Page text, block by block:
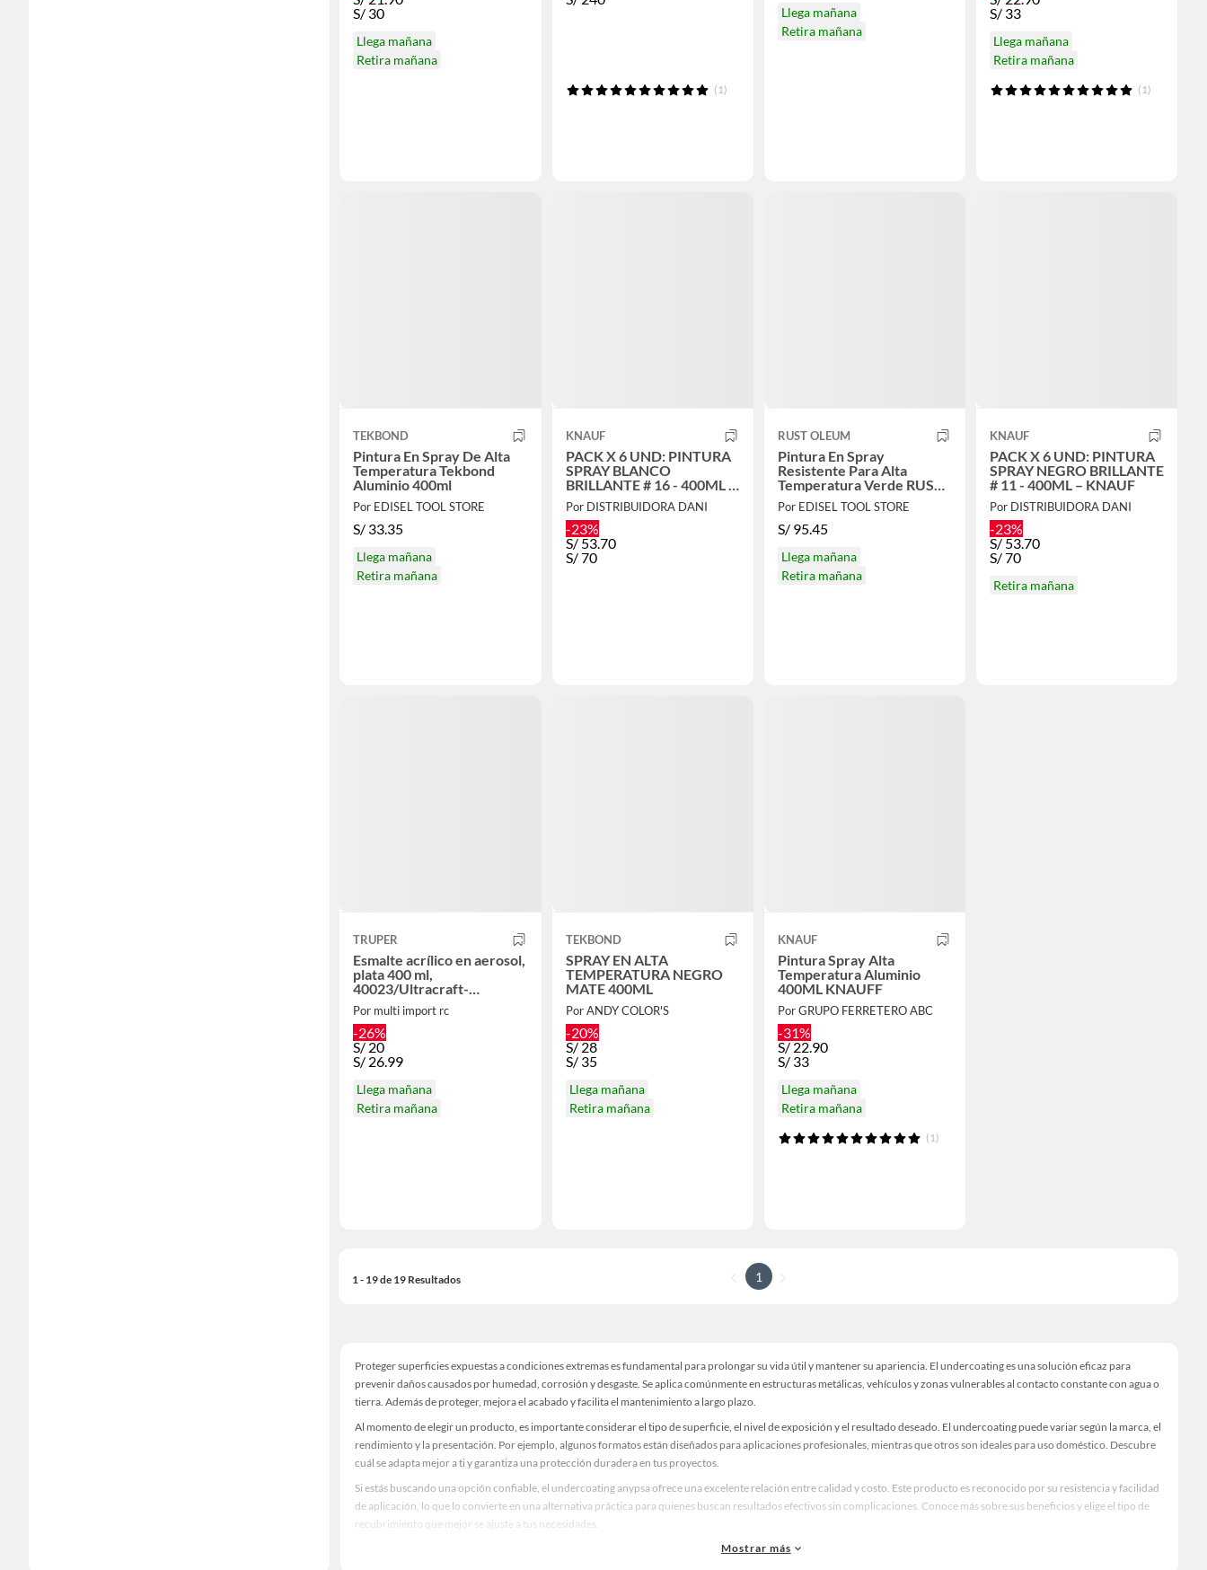
S/ 30
Llega mañana
Retira mañana
(1)
Llega mañana
Retira mañana
S/ 33
Llega mañana
Retira mañana
(1)
TEKBOND
Pintura En Spray De Alta
Temperatura Tekbond
Aluminio 400ml
Por EDISEL TOOL STORE
S/ 33.35
Llega mañana
Retira mañana
KNAUF
PACK X 6 UND: PINTURA
SPRAY BLANCO
BRILLANTE # 16 - 400ML –
KNAUF
Por DISTRIBUIDORA DANI
-23%
S/ 53.70
S/70
RUST OLEUM
Pintura En Spray
Resistente Para Alta
Temperatura Verde RUST-
OLEUM
Por EDISEL TOOL STORE
S/ 95.45
Llega mañana
Retira mañana
KNAUF
PACK X 6 UND: PINTURA
SPRAY NEGRO BRILLANTE
# 11 - 400ML – KNAUF
Por DISTRIBUIDORA DANI
-23%
S/ 53.70
S/70
Retira mañana
TRUPER
Esmalte acrílico en aerosol,
plata 400 ml,
40023/Ultracraft-
2UNIDADES
Por multi import rc
-26%
S/ 20
S/ 26.99
Llega mañana
Retira mañana
TEKBOND
SPRAY EN ALTA
TEMPERATURA NEGRO
MATE 400ML
Por ANDY COLOR'S
-20%
S/ 28
S/ 35
Llega mañana
Retira mañana
KNAUF
Pintura Spray Alta
Temperatura Aluminio
400ML KNAUFF
Por GRUPO FERRETERO ABC
-31%
S/ 22.90
S/ 33
Llega mañana
Retira mañana
(1)
1 - 19 de 19 Resultados 1
Proteger superficies expuestas a condiciones extremas es fundamental para prolongar su vida útil y mantener su apariencia. El undercoating es una solución eficaz para
prevenir daños causados por humedad, corrosión y desgaste. Se aplica comúnmente en estructuras metálicas, vehículos y zonas vulnerables al contacto constante con agua o
tierra. Además de proteger, mejora el acabado y facilita el mantenimiento a largo plazo.
Al momento de elegir un producto, es importante considerar el tipo de superficie, el nivel de exposición y el resultado deseado. El undercoating puede variar según la marca, el
rendimiento y la presentación. Por ejemplo, algunos formatos están diseñados para aplicaciones profesionales, mientras que otros son ideales para uso doméstico. Descubre
cuál se adapta mejor a ti y garantiza una protección duradera en tus proyectos.
Si estás buscando una opción confiable, el undercoating anypsa ofrece una excelente relación entre calidad y costo. Este producto es reconocido por su resistencia y facilidad
de aplicación, lo que lo convierte en una alternativa práctica para quienes buscan resultados efectivos sin complicaciones. Conoce más sobre sus beneficios y elige el tipo de
recubrimiento que mejor se ajuste a tus necesidades.
Explora nuestras colecciones disponibles y aprovecha las ofertas exclusivas en productos de protección. Con calidad garantizada, precios competitivos, envíos rápidos y
Mostrar más